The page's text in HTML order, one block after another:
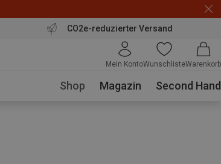
CO2e-reduzierter Versand
Mein KontoWunschlisteWarenkorb
Shop Magazin Second Hand